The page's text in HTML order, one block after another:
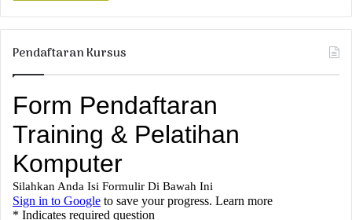
Pendaftaran Kursus